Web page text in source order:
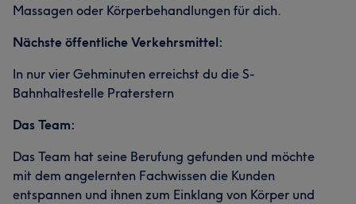
Massagen oder Körperbehandlungen für dich.
Nächste öffentliche Verkehrsmittel:
In nur vier Gehminuten erreichst du die S-
Bahnhaltestelle Praterstern
Das Team:
Das Team hat seine Berufung gefunden und möchte
mit dem angelernten Fachwissen die Kunden
entspannen und ihnen zum Einklang von Körper und